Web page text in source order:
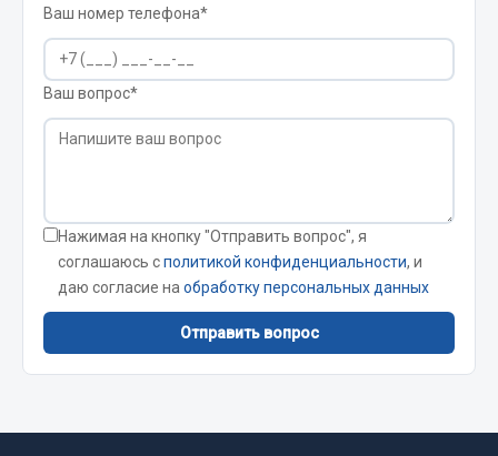
Газосварка
Маски, краги сварщика
Сварочное оборудование
Весь раздел
CUMMINS HAFFEN
Весь раздел
Ваш номер телефона*
Ваш вопрос*
Нажимая на кнопку "Отправить вопрос", я
соглашаюсь сполитикой конфиденциальности, и
даю согласие на обработку персональных данных
Отправить вопрос